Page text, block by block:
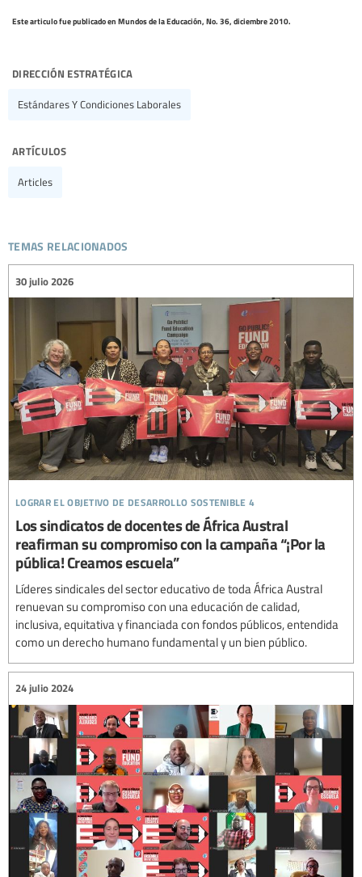
Este articulo fue publicado en Mundos de la Educación, No. 36, diciembre 2010.
dirección estratégica
Estándares Y Condiciones Laborales
artículos
Articles
temas relacionados
lograr el objetivo de desarrollo sostenible 4
30 julio 2026
Los sindicatos de docentes de África Austral
reafirman su compromiso con la campaña “¡Por la
pública! Creamos escuela”
Líderes sindicales del sector educativo de toda África Austral
renuevan su compromiso con una educación de calidad,
inclusiva, equitativa y financiada con fondos públicos, entendida
como un derecho humano fundamental y un bien público.
24 julio 2024